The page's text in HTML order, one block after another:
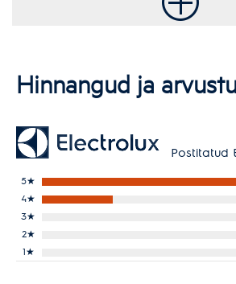
Hinnangud ja
Postitatud
5★
4★
3★
2★
1★